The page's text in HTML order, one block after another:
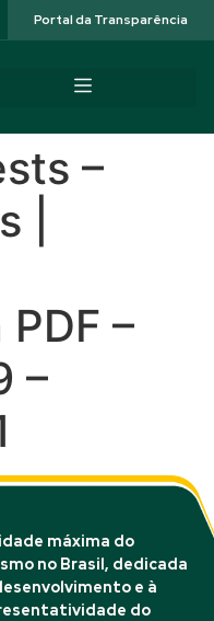
Portal da Transparência
–
|
–
–
máxima do
no Brasil, dedicada
e à
do